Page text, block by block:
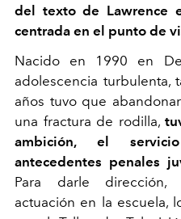
del texto de Lawrence
centrada en el punto de
Nacido en 1990 en
adolescencia turbulenta,
años tuvo que
una fractura de rodilla,
ambición, el
antecedentes penales
Para darle dirección,
actuación en la escuela,